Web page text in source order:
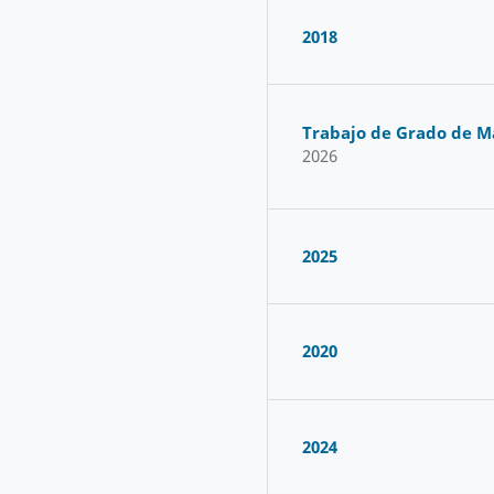
2018
Trabajo de Grado de
2026
2025
2020
2024